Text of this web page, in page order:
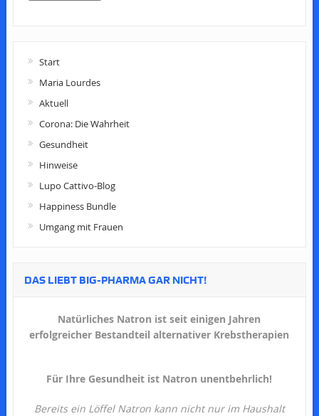
Start
Maria Lourdes
Aktuell
Corona: Die Wahrheit
Gesundheit
Hinweise
Lupo Cattivo-Blog
Happiness Bundle
Umgang mit Frauen
DAS LIEBT BIG-PHARMA GAR NICHT!
Natürliches Natron ist seit einigen Jahren
erfolgreicher Bestandteil alternativer Krebstherapien
Für Ihre Gesundheit ist Natron unentbehrlich!
Bereits ein Löffel Natron kann nicht nur im Haushalt